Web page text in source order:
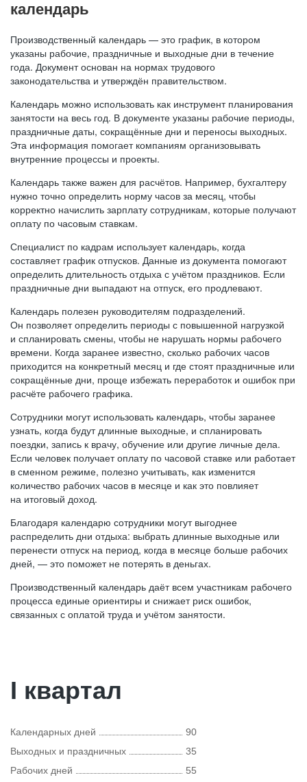
календарь
Производственный календарь — это график, в котором
указаны рабочие, праздничные и выходные дни в течение
года. Документ основан на нормах трудового
законодательства и утверждён правительством.
Календарь можно использовать как инструмент планирования
занятости на весь год. В документе указаны рабочие периоды,
праздничные даты, сокращённые дни и переносы выходных.
Эта информация помогает компаниям организовывать
внутренние процессы и проекты.
Календарь также важен для расчётов. Например, бухгалтеру
нужно точно определить норму часов за месяц, чтобы
корректно начислить зарплату сотрудникам, которые получают
оплату по часовым ставкам.
Специалист по кадрам использует календарь, когда
составляет график отпусков. Данные из документа помогают
определить длительность отдыха с учётом праздников. Если
праздничные дни выпадают на отпуск, его продлевают.
Календарь полезен руководителям подразделений.
Он позволяет определить периоды с повышенной нагрузкой
и спланировать смены, чтобы не нарушать нормы рабочего
времени. Когда заранее известно, сколько рабочих часов
приходится на конкретный месяц и где стоят праздничные или
сокращённые дни, проще избежать переработок и ошибок при
расчёте рабочего графика.
Сотрудники могут использовать календарь, чтобы заранее
узнать, когда будут длинные выходные, и спланировать
поездки, запись к врачу, обучение или другие личные дела.
Если человек получает оплату по часовой ставке или работает
в сменном режиме, полезно учитывать, как изменится
количество рабочих часов в месяце и как это повлияет
на итоговый доход.
Благодаря календарю сотрудники могут выгоднее
распределить дни отдыха: выбрать длинные выходные или
перенести отпуск на период, когда в месяце больше рабочих
дней, — это поможет не потерять в деньгах.
Производственный календарь даёт всем участникам рабочего
процесса единые ориентиры и снижает риск ошибок,
связанных с оплатой труда и учётом занятости.
I квартал
Календарных дней
90
Выходных и праздничных
35
Рабочих дней
55